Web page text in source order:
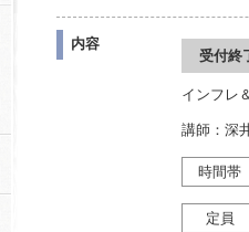
内容
受付終
インフレ
講師：
時間帯
定員